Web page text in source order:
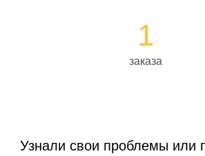
1
заказа
Узнали свои проблемы или